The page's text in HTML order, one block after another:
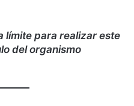
límite para realizar este
del organismo